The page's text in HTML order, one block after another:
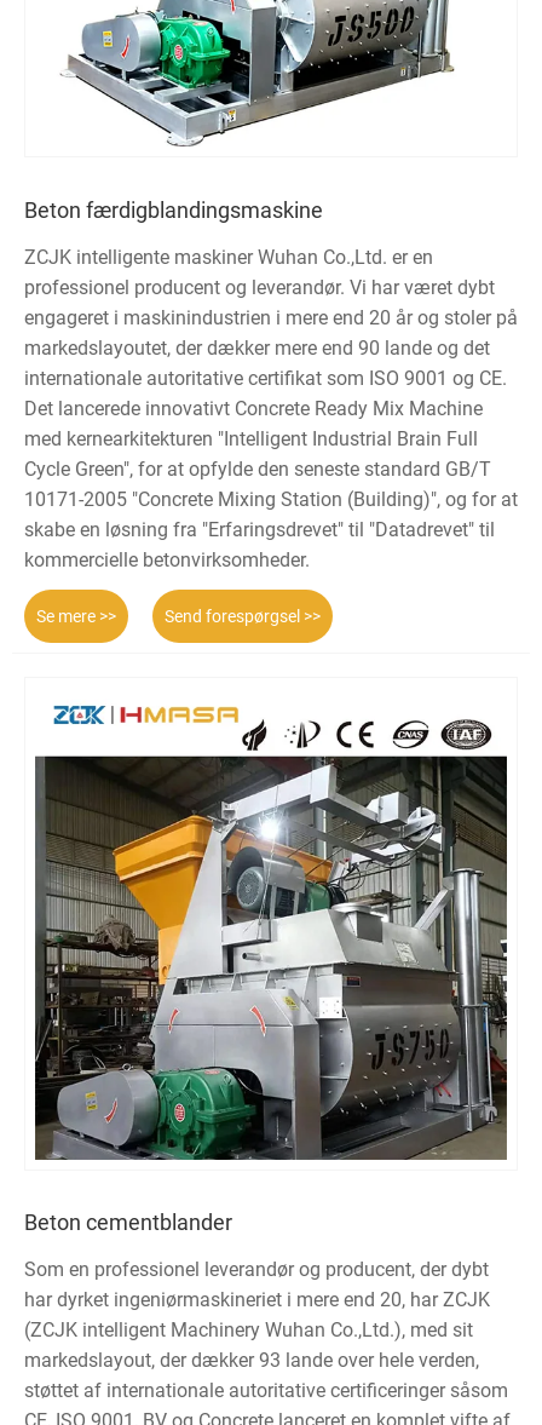
Beton færdigblandingsmaskine
ZCJK intelligente maskiner Wuhan Co.,Ltd. er en
professionel producent og leverandør. Vi har været dybt
engageret i maskinindustrien i mere end 20 år og stoler på
markedslayoutet, der dækker mere end 90 lande og det
internationale autoritative certifikat som ISO 9001 og CE.
Det lancerede innovativt Concrete Ready Mix Machine
med kernearkitekturen "Intelligent Industrial Brain Full
Cycle Green", for at opfylde den seneste standard GB/T
10171-2005 "Concrete Mixing Station (Building)", og for at
skabe en løsning fra "Erfaringsdrevet" til "Datadrevet" til
kommercielle betonvirksomheder.
Se mere >> Send forespørgsel >>
Beton cementblander
Som en professionel leverandør og producent, der dybt
har dyrket ingeniørmaskineriet i mere end 20, har ZCJK
(ZCJK intelligent Machinery Wuhan Co.,Ltd.), med sit
markedslayout, der dækker 93 lande over hele verden,
støttet af internationale autoritative certificeringer såsom